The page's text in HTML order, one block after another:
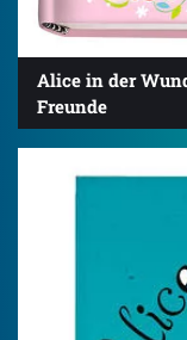
Alice in der
Freunde